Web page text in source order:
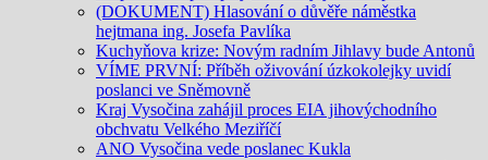
(DOKUMENT) Hlasování o důvěře náměstka
hejtmana ing. Josefa Pavlíka
Kuchyňova krize: Novým radním Jihlavy bude Antonů
VÍME PRVNÍ: Příběh oživování úzkokolejky uvidí
poslanci ve Sněmovně
Kraj Vysočina zahájil proces EIA jihovýchodního
obchvatu Velkého Meziříčí
ANO Vysočina vede poslanec Kukla